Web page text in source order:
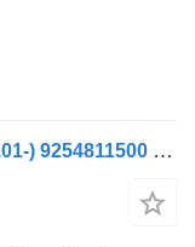
Acumulator frână WABCO CF85 (01.01-) 9254811500 pentru cap tractor DAF LF45, LF55, LF180, CF65, CF75, CF85 (2001-)